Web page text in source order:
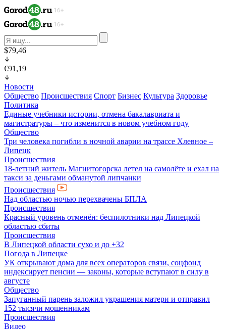
$79,46
€91,19
Новости
Общество Происшествия Спорт Бизнес Культура Здоровье
Политика
Единые учебники истории, отмена бакалавриата и
магистратуры – что изменится в новом учебном году
Общество
Три человека погибли в ночной аварии на трассе Хлевное –
Липецк
Происшествия
18-летний житель Магнитогорска летел на самолёте и ехал на
такси за деньгами обманутой липчанки
Происшествия
Над областью ночью перехвачены БПЛА
Происшествия
Красный уровень отменён: беспилотники над Липецкой
областью сбиты
Происшествия
В Липецкой области сухо и до +32
Погода в Липецке
УК открывают дома для всех операторов связи, соцфонд
индексирует пенсии — законы, которые вступают в силу в
августе
Общество
Запуганный парень заложил украшения матери и отправил
152 тысячи мошенникам
Происшествия
Видео